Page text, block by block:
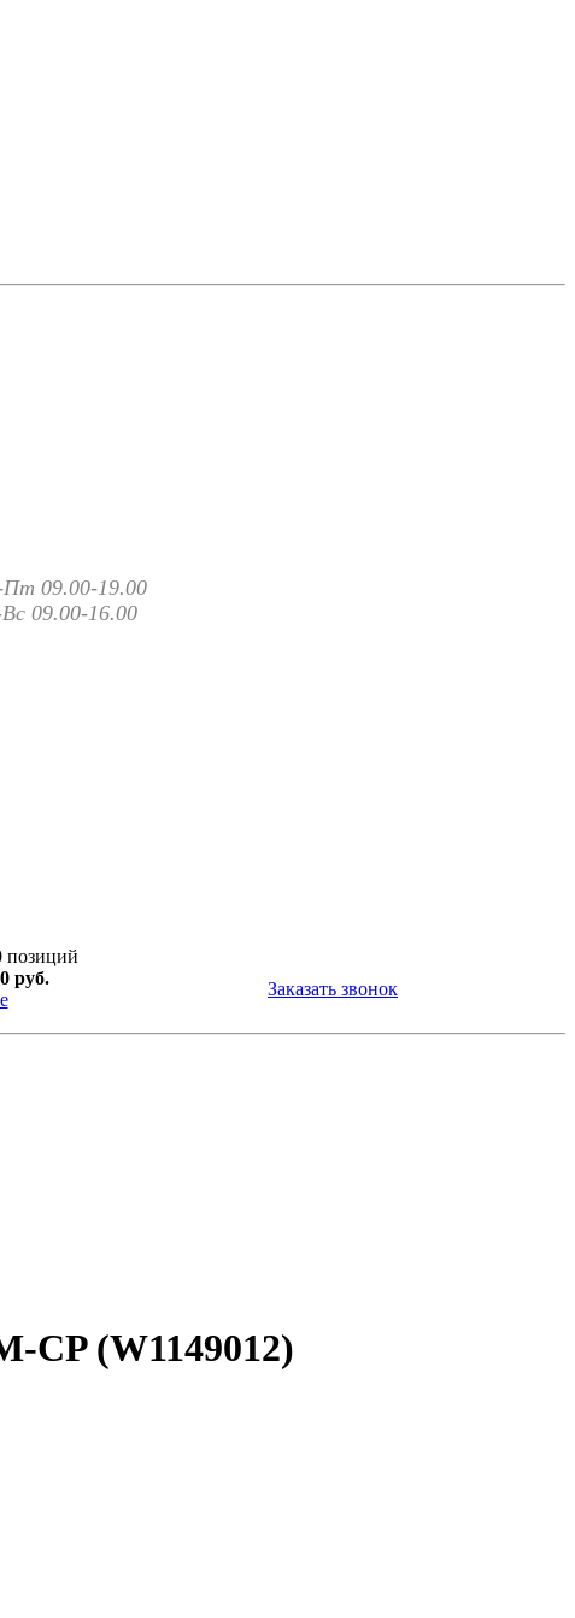
09.00-19.00
09.00-16.00
позиций
0 руб.
Заказать звонок
CP (W1149012)